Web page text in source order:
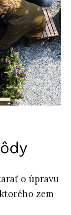
o úpravu
zem